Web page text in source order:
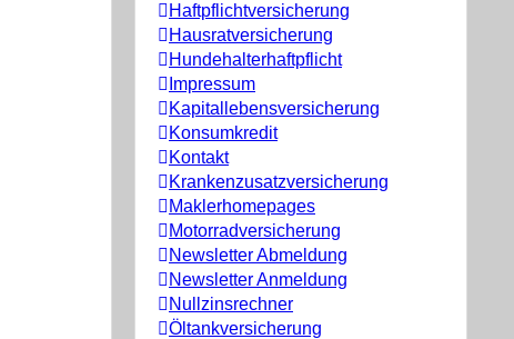
Haftpflichtversicherung
Hausratversicherung
Hundehalterhaftpflicht
Impressum
Kapitallebensversicherung
Konsumkredit
Kontakt
Krankenzusatzversicherung
Maklerhomepages
Motorradversicherung
Newsletter Abmeldung
Newsletter Anmeldung
Nullzinsrechner
Öltankversicherung